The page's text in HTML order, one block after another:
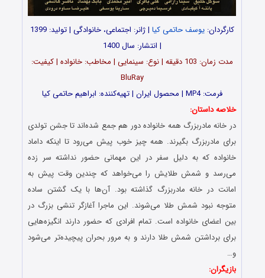
کارگردان:یوسف حاتمی کیا
| ژانر: اجتماعی، خانوادگی | تولید: 1399
| انتشار: سال 1400
مدت‌‌ زمان: 103 دقیقه | نوع: سینمایی | مخاطب: خانواده | کیفیت:
BluRay
فرمت: MP4 | محصول ایران | تهیه‎‌کننده: ابراهیم حاتمی کیا
خلاصه داستان:
در خانه مادربزرگ همه خانواده دور هم جمع شده‌اند تا جشن تولدی
برای مادربزرگ بگیرند. همه چیز خوب پیش می‌رود تا اینکه داماد
خانواده که به دلیل سفر در این مهمانی حضور نداشته سر زده
می‌رسد و شمش طلایش را می‌خواهد که چندین وقت پیش به
امانت در خانه مادربزرگ گذاشته بود. آن‌ها با یک گشتن ساده
متوجه نبود شمش طلا می‌شوند. این ماجرا آغازگر تنشی بزرگ در
بین اعضای خانواده است. تمام افرادی که حضور دارند انگیزه‌هایی
برای برداشتن شمش طلا دارند و به مرور بحران پیچیده‌تر می‌شود
و…
بازیگران: